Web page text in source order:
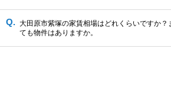
大田原市紫塚の家賃相場はどれくらいですか？
ても物件はありますか。